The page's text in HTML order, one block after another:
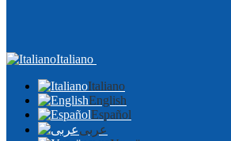
Italiano
Italiano
English
Español
عربى